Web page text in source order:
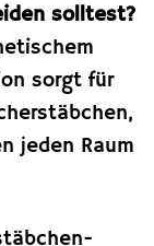
solltest?
sorgt für
jeden Raum